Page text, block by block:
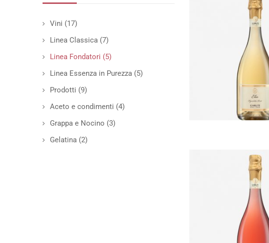
Vini (17)
Linea Classica (7)
Linea Fondatori (5)
Linea Essenza in Purezza (5)
Prodotti (9)
Aceto e condimenti (4)
Grappa e Nocino (3)
Gelatina (2)